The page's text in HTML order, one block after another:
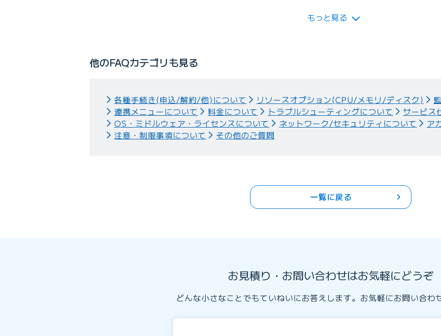
もっと見る
他のFAQカテゴリも見る
各種手続き(申込/解約/他)について リソースオプション(CPU/メモリ/ディスク)
連携メニューについて
料金について トラブルシューティングについて
サービス
OS・ミドルウェア・ライセンスについて
ネットワーク/セキュリティについて
ア
注意・制限事項について
その他のご質問
一覧に戻る
お見積り・お問い合わせはお気軽にどうぞ
どんな小さなことでもていねいにお答えします。お気軽にお問い合わ